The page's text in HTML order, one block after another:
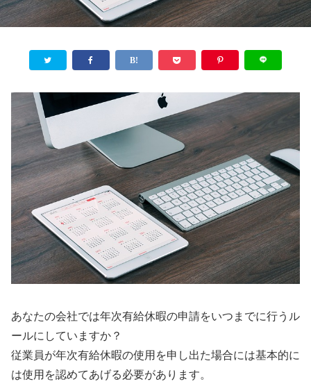
あなたの会社では年次有給休暇の申請をいつまでに行うル
ールにしていますか？
従業員が年次有給休暇の使用を申し出た場合には基本的に
は使用を認めてあげる必要があります。